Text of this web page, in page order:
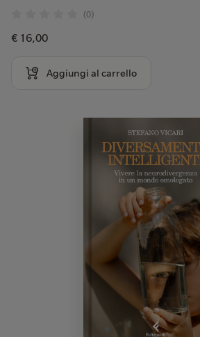
(0)
€ 16,00
Aggiungi al carrello